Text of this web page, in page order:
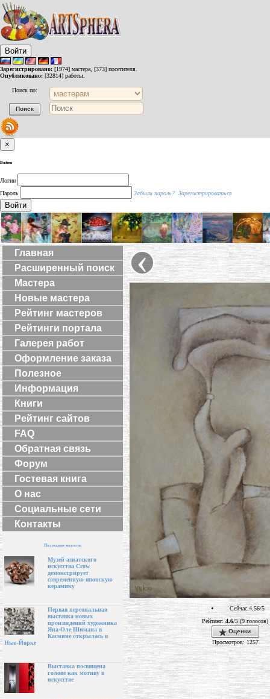
Войти
Зарегистрировано: [1974] мастера, [373] посетителя.
Опубликовано: [32814] работы.
Поиск по:
×
Войти
Логин
Пароль
Забыли пароль? Зарегистрироваться
Войти
Главная
Расширенный поиск
Мастера
Новые мастера
Рейтинг мастеров
Рейтинги портала
Галерея работ
Оформление заказа
Полезное
Информация
Книги
Рейтинг сайтов
FAQ
Обратная связь
Форум
Гостевая книга
О нас
Социальные сети
Контакты
Последние новости
Музей азиатского
искусства Crow
демонстрирует
современную японскую
керамику
Первая персональная
выставка новых
произведений художника
Яна-Оле Шимана в
Касмине открылась в
Нью-Йорке
Выставка посвящена
голове как мотиву в
искусстве
‹
Сейчас 4.56/5
Рейтинг:4.6/5 (9 голосов)
Оценки.
Просмотров: 1257